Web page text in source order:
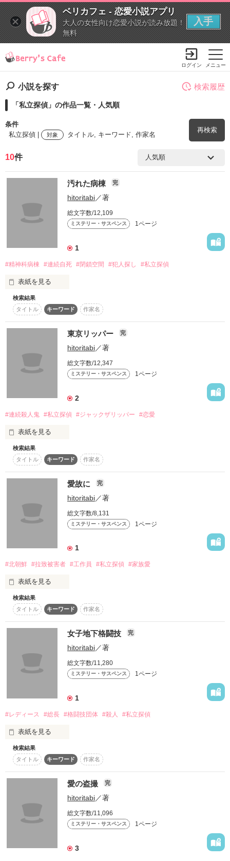
ベリカフェ - 恋愛小説アプリ
大人の女性向け恋愛小説が読み放題！
無料
入手
メニュー
ログイン
小説を探す
「私立探偵」の作品一覧・人気順
条件
私立探偵 |
対象 タイトル, キーワード, 作家名
再検索
検索ワード
ステータス 全て 完結 更新中
作品の長さについて
超短編！フェチから始まる溺愛コンテスト
スターツ出版小説投稿サイト合同企画「1話からの長編大
賞」ベリーズカフェ会場
その他の条件 動画あり
検索履歴
10件
汚れた病棟 完
hitoritabi／著
総文字数/12,109
ミステリー・サスペンス 1ページ
1
#精神科病棟 #連続自死 #閉鎖空間 #犯人探し #私立探偵
表紙を見る
私立探偵亀田シリーズの短編。
作品を読む
検索結果
タイトル
キーワード 作家名
東京リッパー 完
hitoritabi／著
総文字数/12,347
ミステリー・サスペンス 1ページ
2
#連続殺人鬼 #私立探偵 #ジャックザリッパー #恋愛
表紙を見る
令和の東京にジャックザリッパーが現れた。
作品を読む
検索結果
タイトル
キーワード 作家名
愛故に 完
hitoritabi／著
総文字数/8,131
ミステリー・サスペンス 1ページ
1
#北朝鮮 #拉致被害者 #工作員 #私立探偵 #家族愛
表紙を見る
私立探偵亀田シリーズの一編です。
作品を読む
検索結果
タイトル
キーワード 作家名
女子地下格闘技 完
hitoritabi／著
総文字数/11,280
ミステリー・サスペンス 1ページ
1
#レディース #総長 #格闘技団体 #殺人 #私立探偵
表紙を見る
私立探偵亀田のシリーズの一編です。
作品を読む
検索結果
タイトル
キーワード 作家名
愛の盗撮 完
hitoritabi／著
総文字数/11,096
ミステリー・サスペンス 1ページ
3